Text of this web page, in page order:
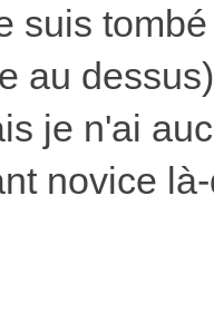
suis
au
je n'ai
novice